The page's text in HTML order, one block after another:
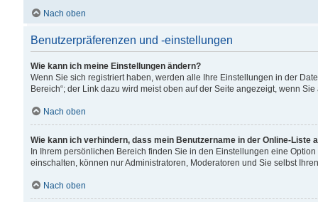
Nach oben
Benutzerpräferenzen und -einstellungen
Wie kann ich meine Einstellungen ändern?
Wenn Sie sich registriert haben, werden alle Ihre Einstellungen in der
Bereich“; der Link dazu wird meist oben auf der Seite angezeigt, wenn
Nach oben
Wie kann ich verhindern, dass mein Benutzername in der Online-Liste
In Ihrem persönlichen Bereich finden Sie in den Einstellungen eine
einschalten, können nur Administratoren, Moderatoren und Sie selbst
Nach oben